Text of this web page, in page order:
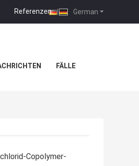
German
Referenzen |
FÄLLE
Copolymer-